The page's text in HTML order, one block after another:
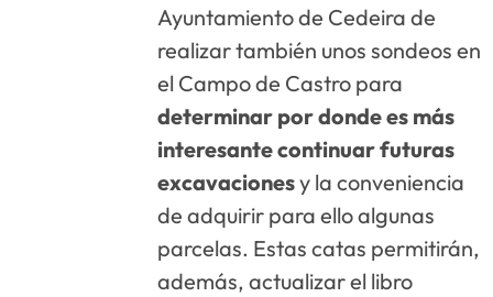
Ayuntamiento de Cedeira de
realizar también unos sondeos en
el Campo de Castro para
determinar por donde es más
interesante continuar futuras
excavacionesy la conveniencia
de adquirir para ello algunas
parcelas. Estas catas permitirán,
además, actualizar el libro